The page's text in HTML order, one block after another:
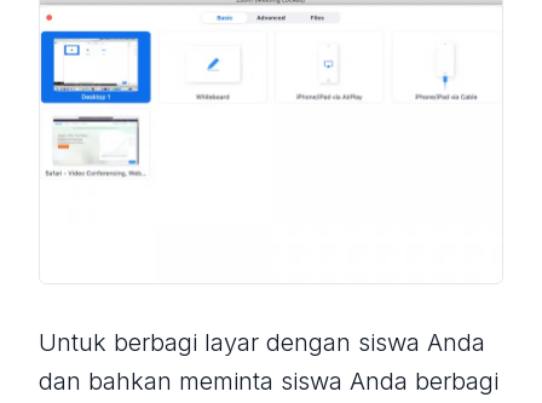
Untuk berbagi layar dengan siswa Anda
dan bahkan meminta siswa Anda berbagi